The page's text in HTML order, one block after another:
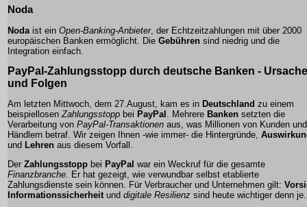
Noda
Nodaist ein Open-Banking-Anbieter, der Echtzeitzahlungen mit über 2000
europäischen Banken ermöglicht. Die Gebühren sind niedrig und die
Integration einfach.
PayPal-Zahlungsstopp durch deutsche Banken -
und Folgen
Am letzten Mittwoch, dem 27.August, kam es in Deutschland zu einem
beispiellosenZahlungsstopp bei PayPal . Mehrere Banken setzten die
Verarbeitung von PayPal-Transaktionen aus, was Millionen von Kunden und
Händlern betraf. Wir zeigen Ihnen -wie immer- die Hintergründe,
und Lehren aus diesem Vorfall.
Der Zahlungsstopp bei PayPal war ein Weckruf für die gesamte
Finanzbranche. Er hat gezeigt, wie verwundbar selbst etablierte
Zahlungsdienste sein können. Für Verbraucher und Unternehmen gilt:
Informationssicherheitund digitale Resilienz sind heute wichtiger denn je.